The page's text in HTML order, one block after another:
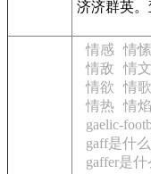
济济群英
情感 情愫
情敌
情
情欲
情歌
情热
情焰
gaelic-
gaff是什
gaffer是